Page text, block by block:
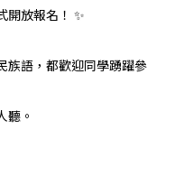
開放報名！ ✨
族語，都歡迎同學踴躍參
聽。